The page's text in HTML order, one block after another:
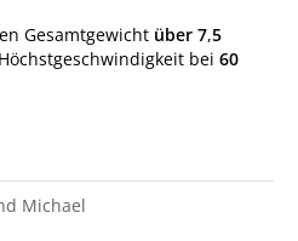
Gesamtgewicht über 7,5
bei 60
Michael